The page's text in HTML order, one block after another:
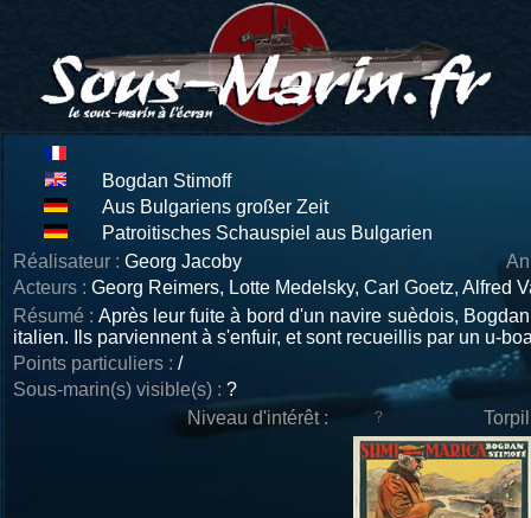
Bogdan Stimoff
Aus Bulgariens großer Zeit
Patroitisches Schauspiel aus Bulgarien
Réalisateur : Georg Jacoby
Acteurs : Georg Reimers, Lotte Medelsky, Carl Goetz, Alfred
Résumé : Après leur fuite à bord d'un navire suèdois,
italien. Ils parviennent à s'enfuir, et sont recueillis par un u-
Points particuliers : /
Sous-marin(s) visible(s) : ?
Niveau d'intérêt :